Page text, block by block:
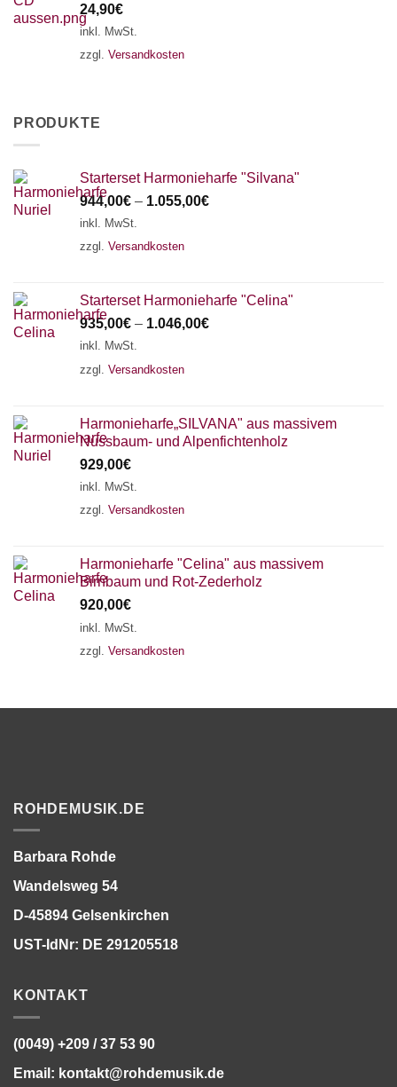
24,90€
inkl. MwSt.
zzgl. Versandkosten
PRODUKTE
Starterset Harmonieharfe "Silvana"
944,00€ – 1.055,00€
inkl. MwSt.
zzgl. Versandkosten
Starterset Harmonieharfe "Celina"
935,00€ – 1.046,00€
inkl. MwSt.
zzgl. Versandkosten
Harmonieharfe„SILVANA" aus massivem
Nussbaum- und Alpenfichtenholz
929,00€
inkl. MwSt.
zzgl. Versandkosten
Harmonieharfe "Celina" aus massivem
Birnbaum und Rot-Zederholz
920,00€
inkl. MwSt.
zzgl. Versandkosten
ROHDEMUSIK.DE
Barbara Rohde
Wandelsweg 54
D-45894 Gelsenkirchen
UST-IdNr: DE 291205518
KONTAKT
(0049) +209 / 37 53 90
Email: kontakt@rohdemusik.de